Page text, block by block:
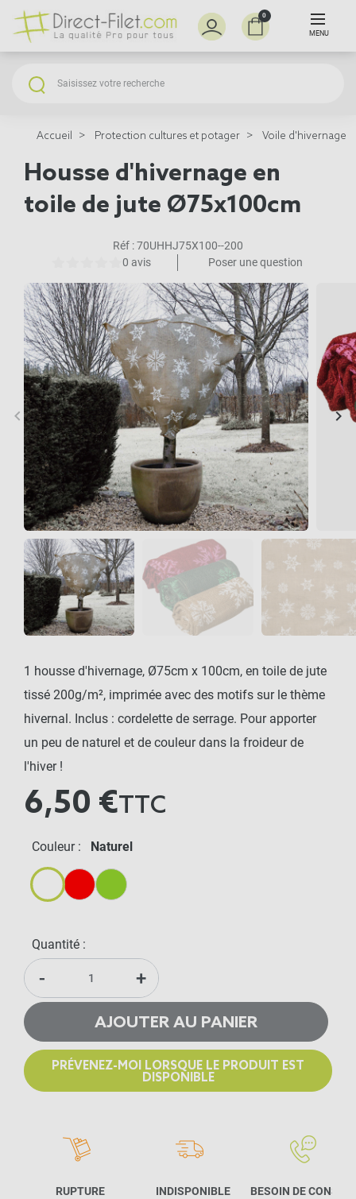
0
MENU
Accueil Protection cultures et potager Voile d'hivernage
Housse d'hivernage en
toile de jute Ø75x100cm
Réf :70UHHJ75X100--200
0 avis
Poser une question
Précédent
keyboard_arrow_left keyboard_arrow_right
1 housse d'hivernage, Ø75cm x 100cm, en toile de jute
tissé 200g/m², imprimée avec des motifs sur le thème
hivernal. Inclus : cordelette de serrage. Pour apporter
un peu de naturel et de couleur dans la froideur de
l'hiver !
6,50 €TTC
Couleur : Naturel
Quantité :
- +
AJOUTER AU PANIER
PRÉVENEZ-MOI LORSQUE LE PRODUIT EST
DISPONIBLE
RUPTURE INDISPONIBLE BESOIN DE CONSEIL